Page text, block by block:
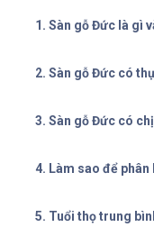
1. Sàn gỗ Đức là gì
2. Sàn gỗ Đức có
3. Sàn gỗ Đức có
4. Làm sao để
5. Tuổi thọ trung